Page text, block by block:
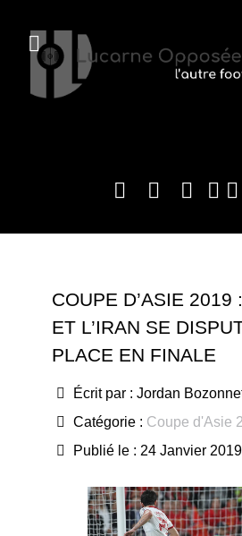
COUPE D’ASIE 2019
ET L’IRAN SE
PLACE EN FINALE
Écrit par : Jordan
Catégorie : Coupe d'Asie
Publié le : 24 Janvier 2019